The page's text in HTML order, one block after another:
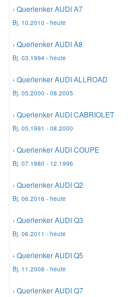
› Querlenker AUDI A7
Bj. 10.2010 - heute
› Querlenker AUDI A8
Bj. 03.1994 - heute
› Querlenker AUDI ALLROAD
Bj. 05.2000 - 08.2005
› Querlenker AUDI CABRIOLET
Bj. 05.1991 - 08.2000
› Querlenker AUDI COUPE
Bj. 07.1980 - 12.1996
› Querlenker AUDI Q2
Bj. 06.2016 - heute
› Querlenker AUDI Q3
Bj. 06.2011 - heute
› Querlenker AUDI Q5
Bj. 11.2008 - heute
› Querlenker AUDI Q7
Nissan Ersatzteile
Porsche Ersatzteile
Seat Ersatzteile